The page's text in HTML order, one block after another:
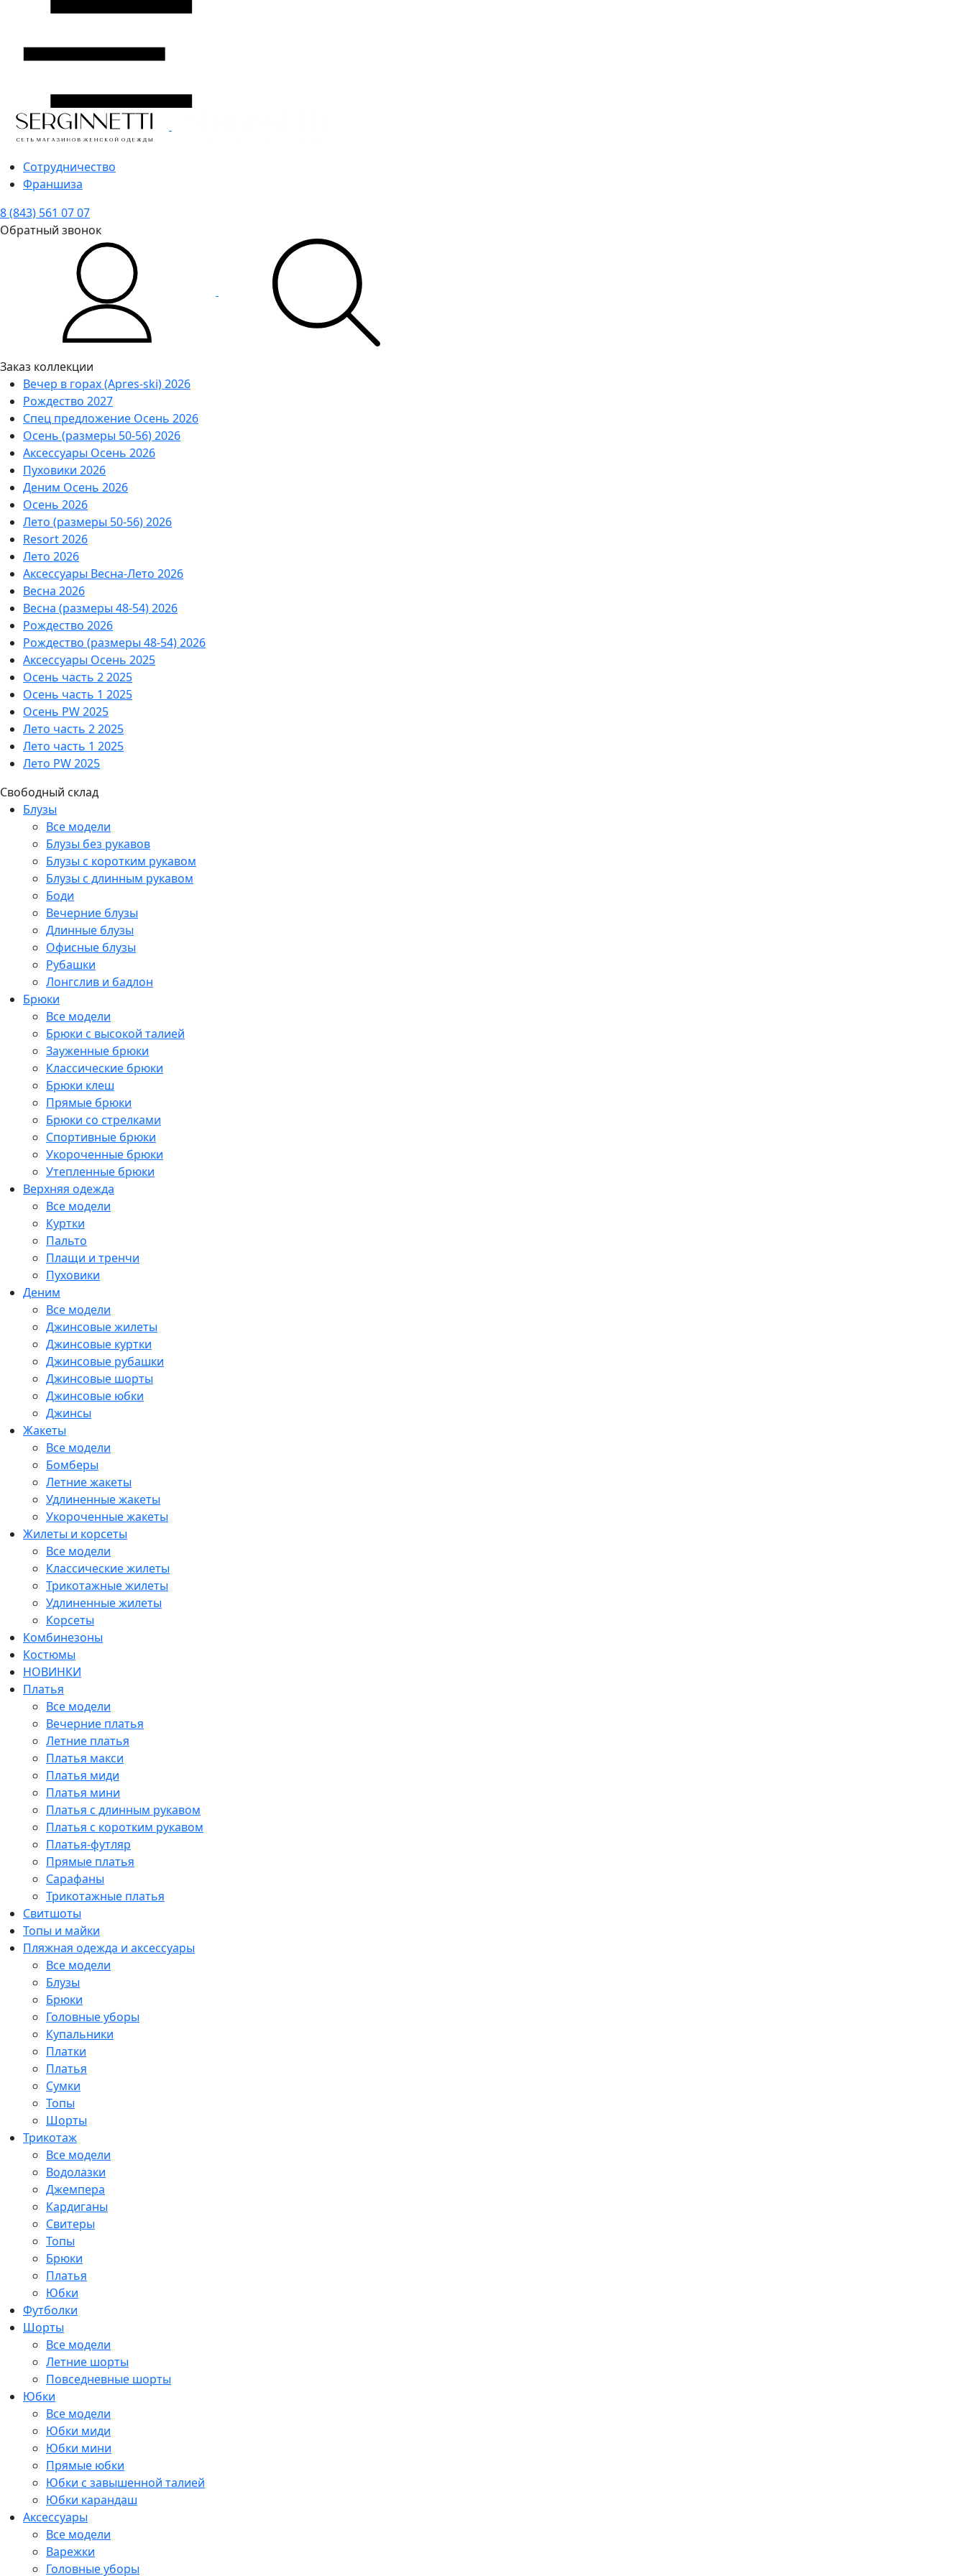
Сотрудничество
Франшиза
8 (843) 561 07 07
Обратный звонок
Заказ коллекции
Вечер в горах (Apres-ski) 2026
Рождество 2027
Спец предложение Осень 2026
Осень (размеры 50-56) 2026
Аксессуары Осень 2026
Пуховики 2026
Деним Осень 2026
Осень 2026
Лето (размеры 50-56) 2026
Resort 2026
Лето 2026
Аксессуары Весна-Лето 2026
Весна 2026
Весна (размеры 48-54) 2026
Рождество 2026
Рождество (размеры 48-54) 2026
Аксессуары Осень 2025
Осень часть 2 2025
Осень часть 1 2025
Осень PW 2025
Лето часть 2 2025
Лето часть 1 2025
Лето PW 2025
Свободный склад
Блузы
Все модели
Блузы без рукавов
Блузы с коротким рукавом
Блузы с длинным рукавом
Боди
Вечерние блузы
Длинные блузы
Офисные блузы
Рубашки
Лонгслив и бадлон
Брюки
Все модели
Брюки с высокой талией
Зауженные брюки
Классические брюки
Брюки клеш
Прямые брюки
Брюки со стрелками
Спортивные брюки
Укороченные брюки
Утепленные брюки
Верхняя одежда
Все модели
Куртки
Пальто
Плащи и тренчи
Пуховики
Деним
Все модели
Джинсовые жилеты
Джинсовые куртки
Джинсовые рубашки
Джинсовые шорты
Джинсовые юбки
Джинсы
Жакеты
Все модели
Бомберы
Летние жакеты
Удлиненные жакеты
Укороченные жакеты
Жилеты и корсеты
Все модели
Классические жилеты
Трикотажные жилеты
Удлиненные жилеты
Корсеты
Комбинезоны
Костюмы
НОВИНКИ
Платья
Все модели
Вечерние платья
Летние платья
Платья макси
Платья миди
Платья мини
Платья с длинным рукавом
Платья с коротким рукавом
Платья-футляр
Прямые платья
Сарафаны
Трикотажные платья
Свитшоты
Топы и майки
Пляжная одежда и аксессуары
Все модели
Блузы
Брюки
Головные уборы
Купальники
Платки
Платья
Сумки
Топы
Шорты
Трикотаж
Все модели
Водолазки
Джемпера
Кардиганы
Свитеры
Топы
Брюки
Платья
Юбки
Футболки
Шорты
Все модели
Летние шорты
Повседневные шорты
Юбки
Все модели
Юбки миди
Юбки мини
Прямые юбки
Юбки с завышенной талией
Юбки карандаш
Аксессуары
Все модели
Варежки
Головные уборы